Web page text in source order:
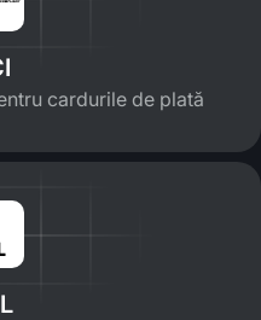
cardurile de plată